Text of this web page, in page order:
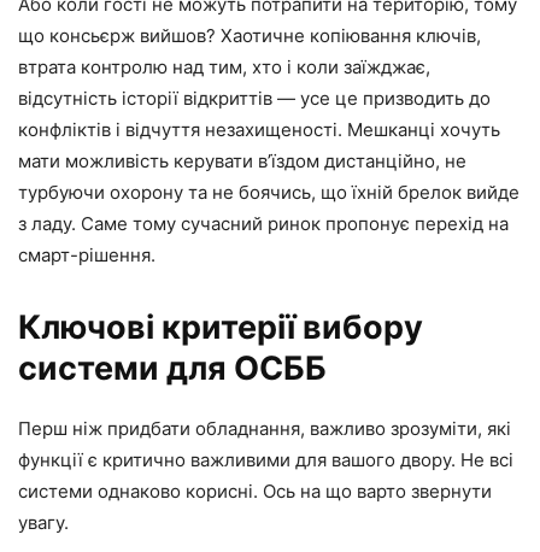
що консьєрж вийшов? Хаотичне копіювання ключів,
втрата контролю над тим, хто і коли заїжджає,
відсутність історії відкриттів — усе це призводить до
конфліктів і відчуття незахищеності. Мешканці хочуть
мати можливість керувати в’їздом дистанційно, не
турбуючи охорону та не боячись, що їхній брелок вийде
з ладу. Саме тому сучасний ринок пропонує перехід на
смарт-рішення.
Ключові критерії вибору
системи для ОСББ
Перш ніж придбати обладнання, важливо зрозуміти, які
функції є критично важливими для вашого двору. Не всі
системи однаково корисні. Ось на що варто звернути
увагу.